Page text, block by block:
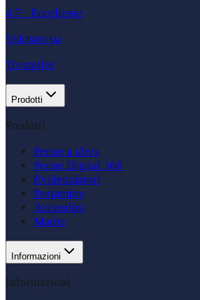
4.7 · Eccellente
Valutato su
Trustpilot
Prodotti
Prodotti
Penne a sfera
Penne Digital 360
Evidenziatori
Portamine
Accendini
Matite
Informazioni
Informazioni